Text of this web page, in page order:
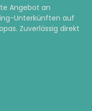
Angebot an
Unterkünften auf
Zuverlässig direkt